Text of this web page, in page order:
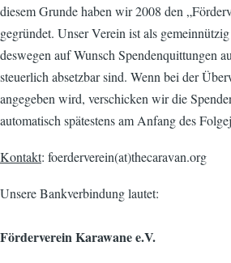
diesem Grunde haben wir 2008 den
gegründet. Unser Verein ist als
deswegen auf Wunsch Spendenquittungen
steuerlich absetzbar sind. Wenn bei der
angegeben wird, verschicken wir die
automatisch spätestens am Anfang des
Kontakt: foerderverein(at)thecaravan.org
Unsere Bankverbindung lautet:
Förderverein Karawane e.V.